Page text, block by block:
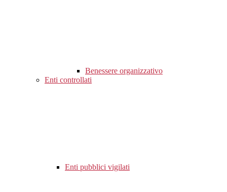
Benessere organizzativo
Enti controllati
Enti pubblici vigilati